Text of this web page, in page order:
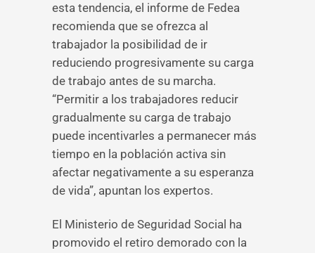
esta tendencia, el informe de Fedea
recomienda que se ofrezca al
trabajador la posibilidad de ir
reduciendo progresivamente su carga
de trabajo antes de su marcha.
“Permitir a los trabajadores reducir
gradualmente su carga de trabajo
puede incentivarles a permanecer más
tiempo en la población activa sin
afectar negativamente a su esperanza
de vida”, apuntan los expertos.
El Ministerio de Seguridad Social ha
promovido el retiro demorado con la